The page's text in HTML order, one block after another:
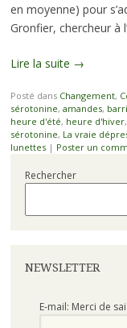
en moyenne) pour
Gronfier, chercheur à
Lire la suite →
Posté dans Changement,
sérotonine, amandes,
heure d'été, heure d'hiver,
sérotonine, La vraie
lunettes | Poster un
Rechercher
NEWSLETTER
E-mail: Merci de